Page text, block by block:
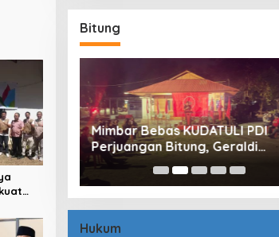
Bitung
Reses
Mimbar Bebas KUDATULI PDI
Perjuangan Bitung, Geraldi
Mantiri: Bukan Sekedar Sejarah
Hukum